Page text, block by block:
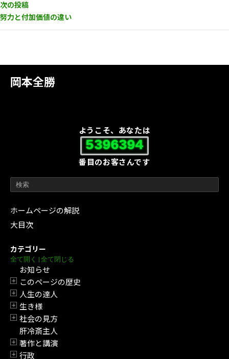
岡本全勝
ようこそ、あなたは
5396394
番目のお客さんです
ホームページの解説
大目次
カテゴリー
全て開く | 全て閉じる
お知らせ
開閉
このページの歴史
開閉
人生の達人
開閉
生き様
開閉
社会の見方
肝冷斎主人
開閉
著作と講演
行政
次の投稿
努力と付加価値の違い